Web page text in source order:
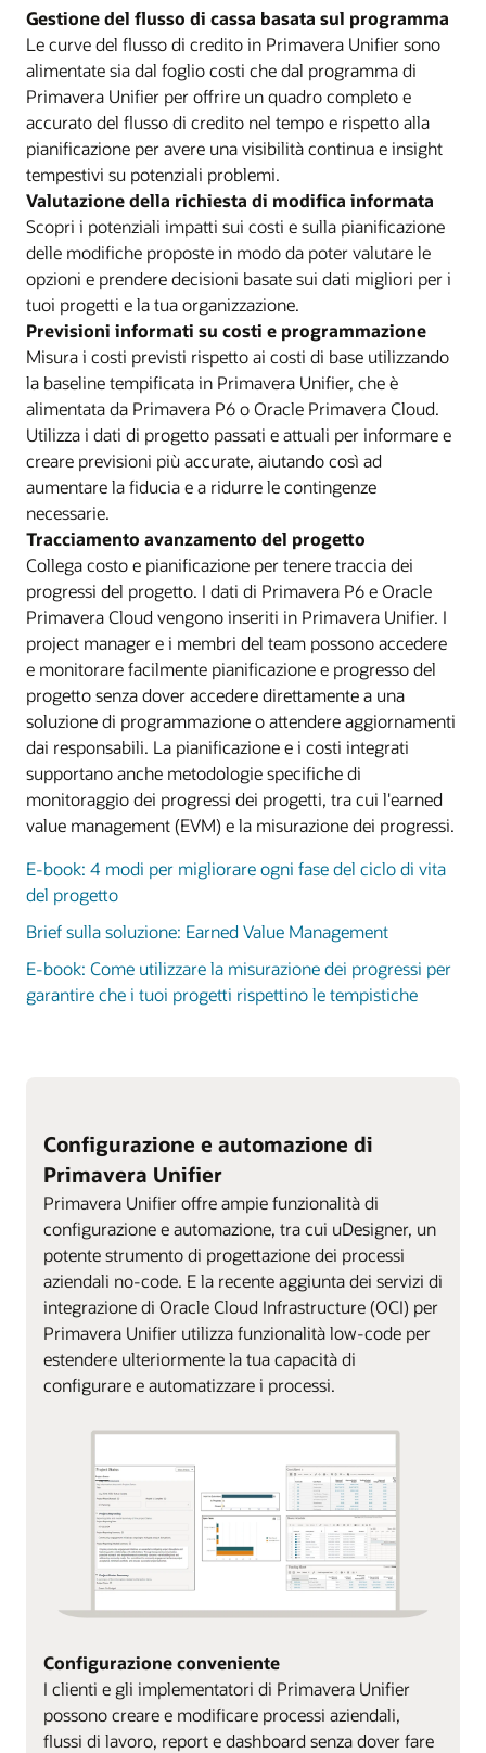
Gestione del flusso di cassa basata sul programma
Le curve del flusso di credito in Primavera Unifier sono
alimentate sia dal foglio costi che dal programma di
Primavera Unifier per offrire un quadro completo e
accurato del flusso di credito nel tempo e rispetto alla
pianificazione per avere una visibilità continua e insight
tempestivi su potenziali problemi.
Valutazione della richiesta di modifica informata
Scopri i potenziali impatti sui costi e sulla pianificazione
delle modifiche proposte in modo da poter valutare le
opzioni e prendere decisioni basate sui dati migliori per i
tuoi progetti e la tua organizzazione.
Previsioni informati su costi e programmazione
Misura i costi previsti rispetto ai costi di base utilizzando
la baseline tempificata in Primavera Unifier, che è
alimentata da Primavera P6 o Oracle Primavera Cloud.
Utilizza i dati di progetto passati e attuali per informare e
creare previsioni più accurate, aiutando così ad
aumentare la fiducia e a ridurre le contingenze
necessarie.
Tracciamento avanzamento del progetto
Collega costo e pianificazione per tenere traccia dei
progressi del progetto. I dati di Primavera P6 e Oracle
Primavera Cloud vengono inseriti in Primavera Unifier. I
project manager e i membri del team possono accedere
e monitorare facilmente pianificazione e progresso del
progetto senza dover accedere direttamente a una
soluzione di programmazione o attendere aggiornamenti
dai responsabili. La pianificazione e i costi integrati
supportano anche metodologie specifiche di
monitoraggio dei progressi dei progetti, tra cui l'earned
value management (EVM) e la misurazione dei progressi.
E-book: 4 modi per migliorare ogni fase del ciclo di vita
del progetto
Brief sulla soluzione: Earned Value Management
E-book: Come utilizzare la misurazione dei progressi per
garantire che i tuoi progetti rispettino le tempistiche
Configurazione e automazione di
Primavera Unifier
Primavera Unifier offre ampie funzionalità di
configurazione e automazione, tra cui uDesigner, un
potente strumento di progettazione dei processi
aziendali no-code. E la recente aggiunta dei servizi di
integrazione di Oracle Cloud Infrastructure (OCI) per
Primavera Unifier utilizza funzionalità low-code per
estendere ulteriormente la tua capacità di
configurare e automatizzare i processi.
Configurazione conveniente
I clienti e gli implementatori di Primavera Unifier
possono creare e modificare processi aziendali,
flussi di lavoro, report e dashboard senza dover fare